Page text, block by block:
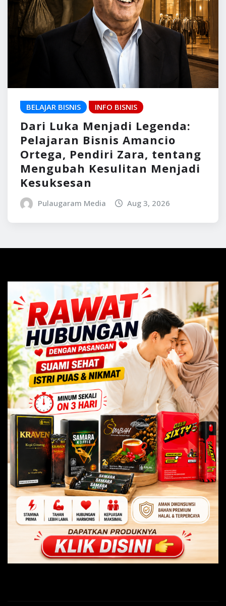
BELAJAR BISNIS INFO BISNIS
Dari Luka Menjadi Legenda:
Pelajaran Bisnis Amancio
Ortega, Pendiri Zara, tentang
Mengubah Kesulitan Menjadi
Kesuksesan
Pulaugaram Media Aug 3, 2026